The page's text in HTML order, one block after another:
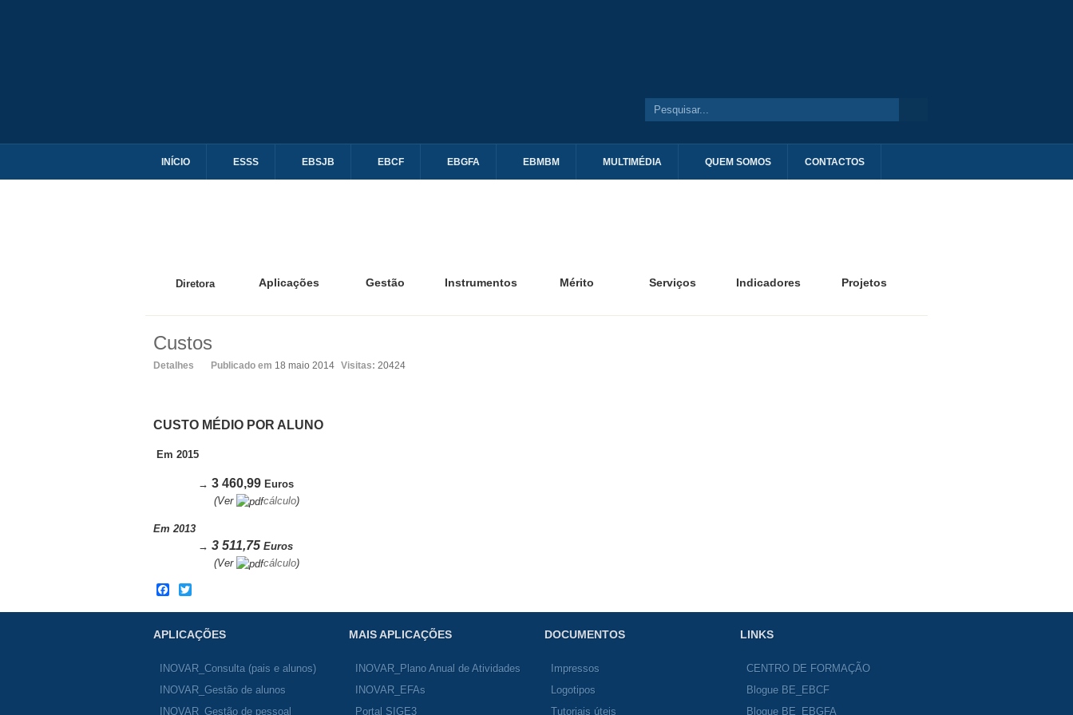
INÍCIO ESSS EBSJB EBCF EBGFA EBMBM MULTIMÉDIA QUEM SOMOS CONTACTOS
Diretora Aplicações Gestão Instrumentos Mérito Serviços Indicadores Projetos
Custos
Detalhes Publicado em 18 maio 2014 Visitas: 20424
CUSTO MÉDIO POR ALUNO
Em 2015
→ 3 460,99 Euros
(Ver
cálculo)
Em 2013
→ 3 511,75 Euros
(Ver
cálculo)
APLICAÇÕES
INOVAR_Consulta (pais e alunos)
INOVAR_Gestão de alunos
INOVAR_Gestão de pessoal
MAIS APLICAÇÕES
INOVAR_Plano Anual de Atividades
INOVAR_EFAs
Portal SIGE3
DOCUMENTOS
Impressos
Logotipos
Tutoriais úteis
LINKS
CENTRO DE FORMAÇÃO
Blogue BE_EBCF
Blogue BE_EBGFA